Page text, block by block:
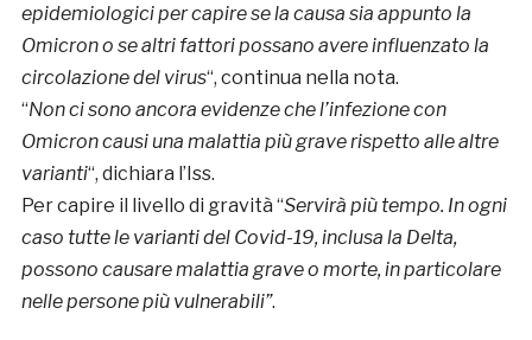
epidemiologici per capire se la causa sia appunto la
Omicron o se altri fattori possano avere influenzato la
circolazione del virus“, continua nella nota.
“Non ci sono ancora evidenze che l’infezione con
Omicron causi una malattia più grave rispetto alle altre
varianti“, dichiara l’Iss.
Per capire il livello di gravità “Servirà più tempo. In ogni
caso tutte le varianti del Covid-19, inclusa la Delta,
possono causare malattia grave o morte, in particolare
nelle persone più vulnerabili”.